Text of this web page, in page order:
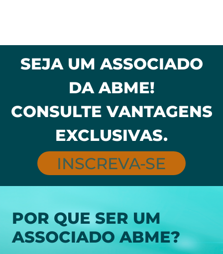
SEJA UM ASSOCIADO
DA ABME!
CONSULTE VANTAGENS
EXCLUSIVAS.
INSCREVA-SE
POR QUE SER UM
ASSOCIADO ABME?